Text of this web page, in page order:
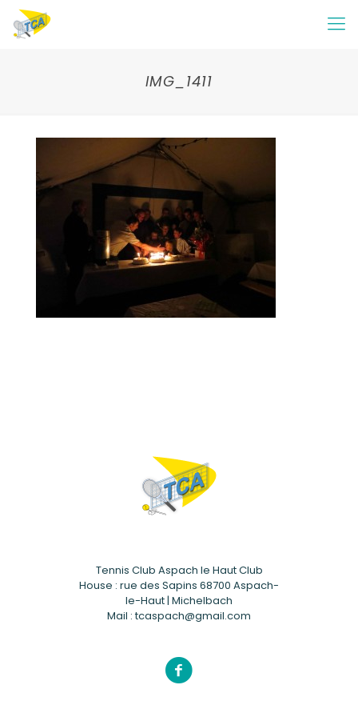
IMG_1411
Tennis Club Aspach le Haut Club
House : rue des Sapins 68700 Aspach-
le-Haut | Michelbach
Mail : tcaspach@gmail.com